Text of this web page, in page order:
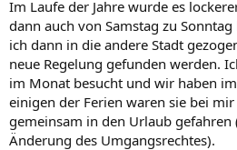
Im Laufe der Jahre wurde es
dann auch von Samstag zu
ich dann in die andere Stadt
neue Regelung gefunden werden.
im Monat besucht und wir haben
einigen der Ferien waren sie bei
gemeinsam in den Urlaub
Änderung des Umgangsrechtes).